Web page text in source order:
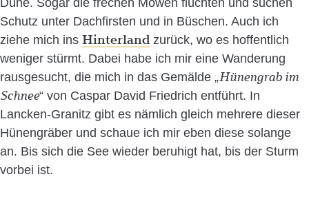
Schutz unter Dachfirsten und in Büschen. Auch ich
ziehe mich ins Hinterland zurück, wo es hoffentlich
weniger stürmt. Dabei habe ich mir eine Wanderung
rausgesucht, die mich in das Gemälde „Hünengrab im
Schnee“ von Caspar David Friedrich entführt. In
Lancken-Granitz gibt es nämlich gleich mehrere dieser
Hünengräber und schaue ich mir eben diese solange
an. Bis sich die See wieder beruhigt hat, bis der Sturm
vorbei ist.